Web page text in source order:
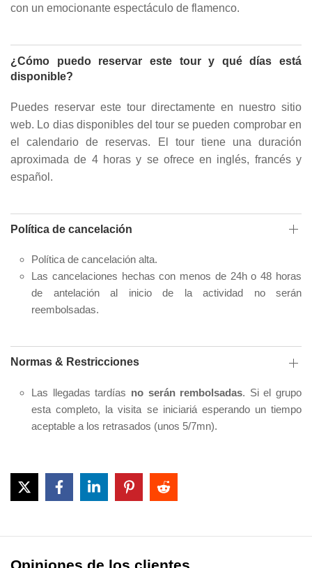
con un emocionante espectáculo de flamenco.
¿Cómo puedo reservar este tour y qué días está
disponible?
Puedes reservar este tour directamente en nuestro sitio
web. Lo dias disponibles del tour se pueden comprobar en
el calendario de reservas. El tour tiene una duración
aproximada de 4 horas y se ofrece en inglés, francés y
español.
Política de cancelación
Política de cancelación alta.
Las cancelaciones hechas con menos de 24h o 48 horas
de antelación al inicio de la actividad no serán
reembolsadas.
Normas & Restricciones
Las llegadas tardías no serán rembolsadas. Si el grupo
esta completo, la visita se iniciariá esperando un tiempo
aceptable a los retrasados (unos 5/7mn).